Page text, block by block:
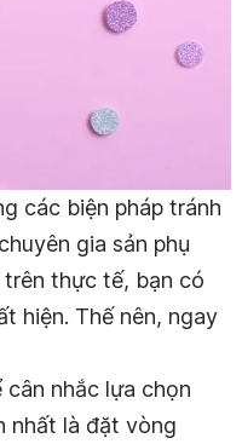
các biện pháp tránh
gia sản phụ
trên thực tế, bạn có
hiện. Thế nên, ngay
cân nhắc lựa chọn
nhất là đặt vòng